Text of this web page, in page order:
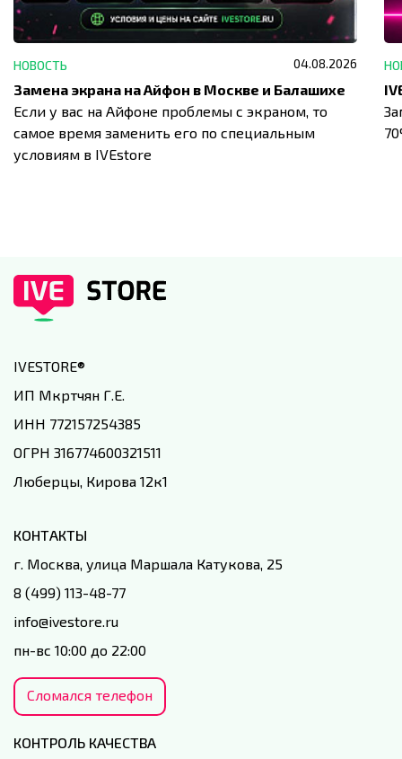
НОВОСТЬ 04.08.2026
Замена экрана на Айфон в Москве и Балашихе
Если у вас на Айфоне проблемы с экраном, то
самое время заменить его по специальным
условиям в IVEstore
IVESTORE®
ИП Мкртчян Г.Е.
ИНН 772157254385
ОГРН 316774600321511
Люберцы, Кирова 12к1
КОНТАКТЫ
г. Москва, улица Маршала Катукова, 25
8 (499) 113-48-77
info@ivestore.ru
пн-вс 10:00 до 22:00
Сломался телефон
КОНТРОЛЬ КАЧЕСТВА